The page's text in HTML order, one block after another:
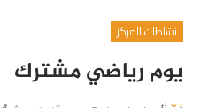
نشاطات المركز
يوم رياضي مشترك